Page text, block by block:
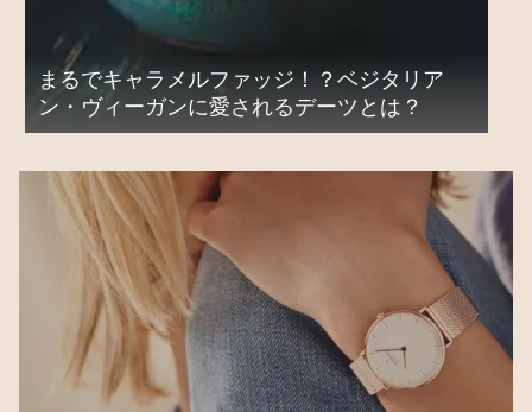
まるでキャラメルファッジ！？ベジタリア
ン・ヴィーガンに愛されるデーツとは？